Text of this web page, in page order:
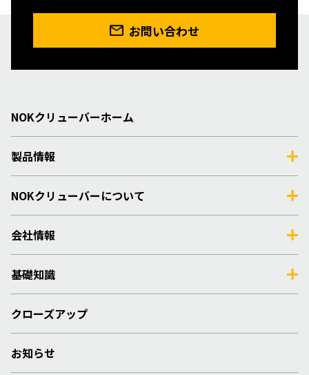
お問い合わせ
NOKクリューバーホーム
製品情報
NOKクリューバーについて
会社情報
基礎知識
クローズアップ
お知らせ